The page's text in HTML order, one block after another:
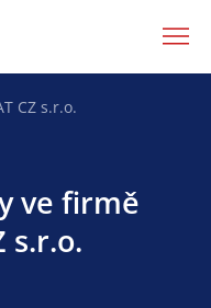
CZ s.r.o.
ve firmě
s.r.o.